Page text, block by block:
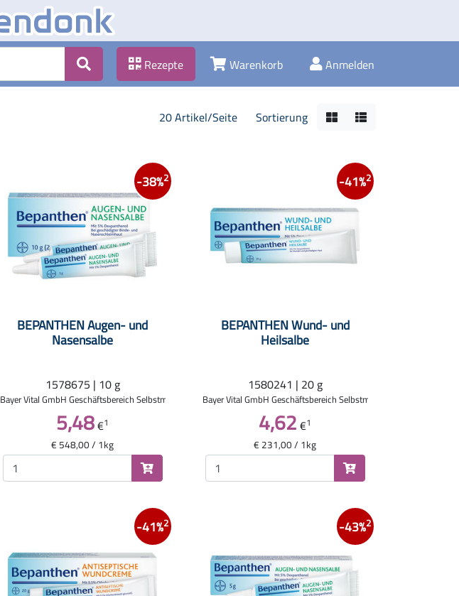
Rezepte Warenkorb Anmelden
20 Artikel/Seite Sortierung
-38%2
BEPANTHEN Augen- und
Nasensalbe
1578675 | 10 g
Bayer Vital GmbH Geschäftsbereich Selbstmedikation
5,48€1
€ 548,00 / 1kg
-41%2
BEPANTHEN Wund- und
Heilsalbe
1580241 | 20 g
Bayer Vital GmbH Geschäftsbereich Selbstmedikation
4,62€1
€ 231,00 / 1kg
-41%2 -43%2